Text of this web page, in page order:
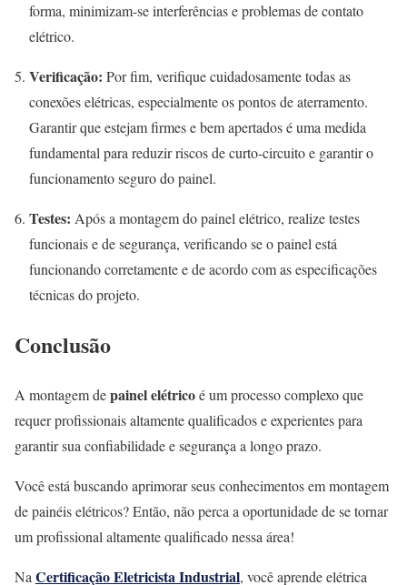
forma, minimizam-se interferências e problemas de contato
elétrico.
Verificação: Por fim, verifique cuidadosamente todas as
conexões elétricas, especialmente os pontos de aterramento.
Garantir que estejam firmes e bem apertados é uma medida
fundamental para reduzir riscos de curto-circuito e garantir o
funcionamento seguro do painel.
Testes: Após a montagem do painel elétrico, realize testes
funcionais e de segurança, verificando se o painel está
funcionando corretamente e de acordo com as especificações
técnicas do projeto.
Conclusão
A montagem depainel elétricoé um processo complexo que
requer profissionais altamente qualificados e experientes para
garantir sua confiabilidade e segurança a longo prazo.
Você está buscando aprimorar seus conhecimentos em montagem
de painéis elétricos? Então, não perca a oportunidade de se tornar
um profissional altamente qualificado nessa área!
Na Certificação Eletricista Industrial, você aprende elétrica